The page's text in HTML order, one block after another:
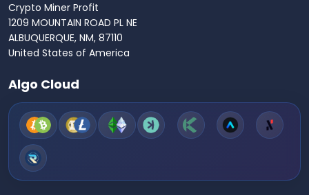
Crypto Miner Profit
1209 MOUNTAIN ROAD PL NE
ALBUQUERQUE, NM, 87110
United States of America
Algo Cloud